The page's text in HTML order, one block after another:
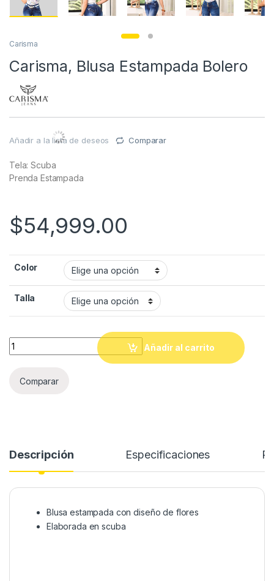
Carisma
Carisma, Blusa Estampada Bolero
Añadir a la lista de deseos Comparar
Tela: Scuba
Prenda Estampada
$54,999.00
Color
Talla
Quantity
Añadir al carrito
Comparar
Descripción Especificaciones
Blusa estampada con diseño de flores
Elaborada en scuba